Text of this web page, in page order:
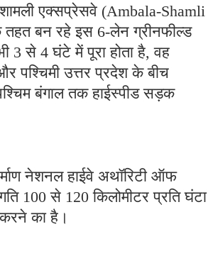
शामली एक्सप्रेसवे (Ambala-Shamli
तहत बन रहे इस 6-लेन ग्रीनफील्ड
से 4 घंटे में पूरा होता है, वह
पश्चिमी उत्तर प्रदेश के बीच
बंगाल तक हाईस्पीड सड़क
नेशनल हाईवे अथॉरिटी ऑफ
100 से 120 किलोमीटर प्रति घंटा
का है।